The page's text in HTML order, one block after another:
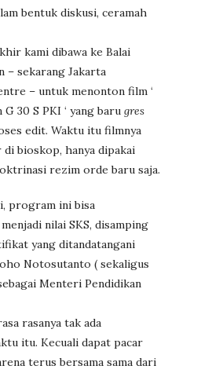
bentuk diskusi, ceramah
kami dibawa ke Balai
– sekarang Jakarta
– untuk menonton film ‘
30 S PKI ‘ yang baru gres
edit. Waktu itu filmnya
bioskop, hanya dipakai
rezim orde baru saja.
program ini bisa
nilai SKS, disamping
yang ditandatangani
Notosutanto ( sekaligus
Menteri Pendidikan
rasanya tak ada
itu. Kecuali dapat pacar
terus bersama sama dari